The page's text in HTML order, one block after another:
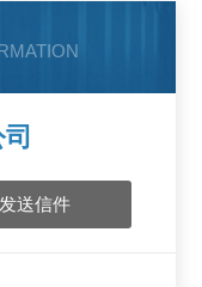
发送信件